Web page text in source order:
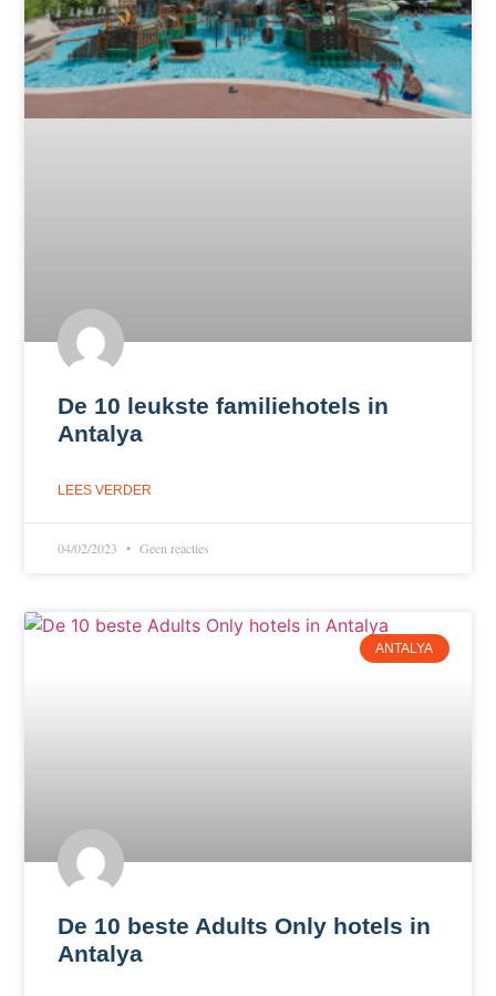
De 10 leukste familiehotels in
Antalya
LEES VERDER
04/02/2023 Geen reacties
ANTALYA
De 10 beste Adults Only hotels in
Antalya